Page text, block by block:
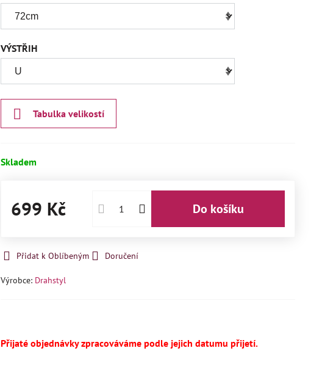
VÝSTŘIH
Tabulka velikostí
Skladem
699 Kč Do košíku
Přidat k Oblíbeným Doručení
Výrobce: Drahstyl
Přijaté objednávky zpracováváme podle jejich datumu přijetí.